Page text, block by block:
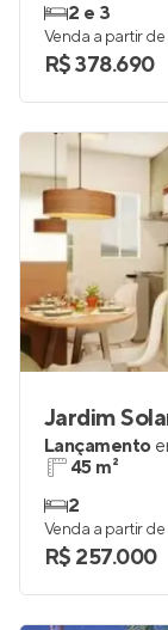
2 e 3
Venda a partir de
R$ 378.690
Jardim
Lançamento
45 m²
2
Venda a partir de
R$ 257.000